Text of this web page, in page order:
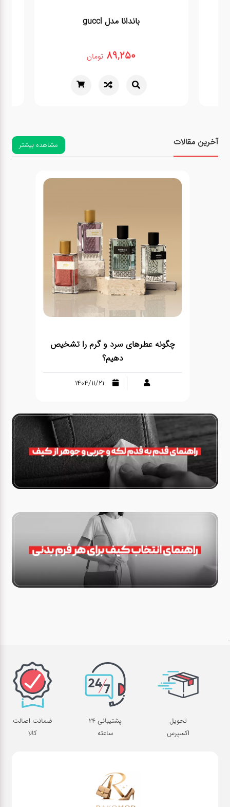
باندانا مدل guccl
89,250 تومان
آخرین مقالات مشاهده بیشتر
چگونه عطرهای سرد و گرم را تشخیص
دهیم؟
1404/11/21
پاد یکبار مصرف
تحویل
اکسپرس
پشتیبانی 24
ساعته
ضمانت اصالت
کالا